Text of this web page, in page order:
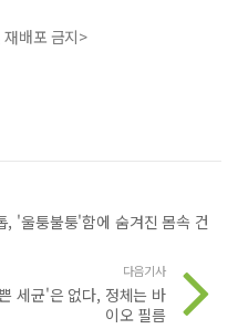
배포 금지>
, '울퉁불퉁'함에 숨겨진 몸속 건
다음기사
세균'은 없다, 정체는 바
이오 필름